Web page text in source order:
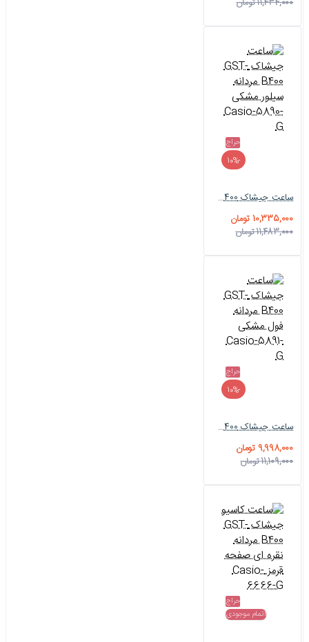
11,434,000 تومان
حراج
-10%
ساعت جیشاک GST-B400 مردانه سیلور مشکی Casio-5890-G
10,335,000 تومان
11,483,000 تومان
حراج
-10%
ساعت جیشاک GST-B400 مردانه فول مشکی Casio-5891-G
9,998,000 تومان
11,109,000 تومان
حراج
اتمام موجودی